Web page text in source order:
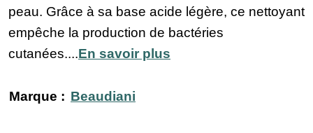
peau. Grâce à sa base acide légère, ce nettoyant
empêche la production de bactéries
cutanées....En savoir plus
Marque : Beaudiani